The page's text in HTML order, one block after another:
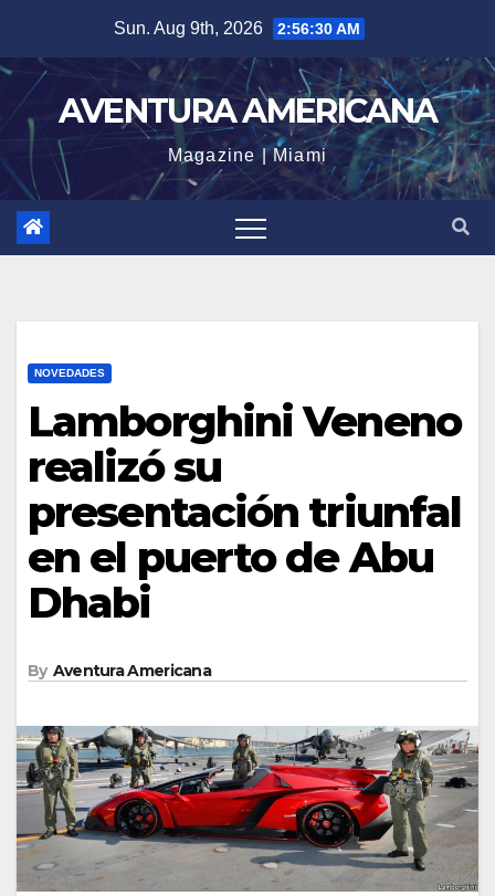
content
Sun. Aug 9th, 2026 2:56:30 AM
AVENTURA AMERICANA
Magazine | Miami
NOVEDADES
Lamborghini Veneno
realizó su
presentación triunfal
en el puerto de Abu
Dhabi
By Aventura Americana